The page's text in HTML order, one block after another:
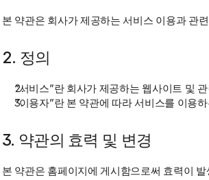
본 약관은 회사가 제공하는 서비스 이용과 관
2. 정의
“서비스”란 회사가 제공하는 웹사이트 및
“이용자”란 본 약관에 따라 서비스를 이용
3. 약관의 효력 및 변경
본 약관은 홈페이지에 게시함으로써 효력이